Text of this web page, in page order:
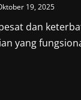
19, 2025
dan
yang